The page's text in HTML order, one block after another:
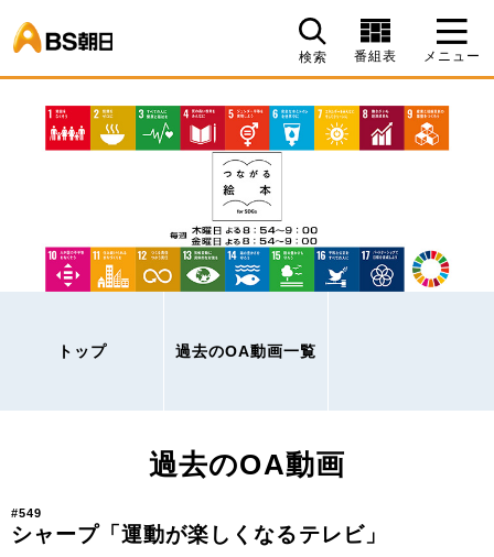
検索 番組表 メニュー
トップ 過去のOA動画一覧
過去のOA動画
#549
シャープ「運動が楽しくなるテレビ」